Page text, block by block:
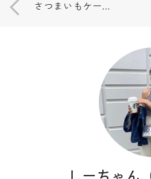
さつまいもケーキ🍠🍴